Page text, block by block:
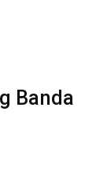
Banda